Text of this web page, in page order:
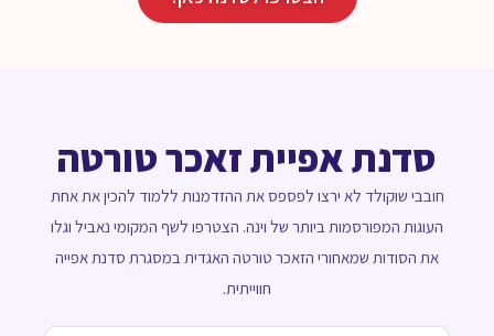
סדנת אפיית זאכר טורטה
חובבי שוקולד לא ירצו לפספס את ההזדמנות ללמוד להכין את אחת
העוגות המפורסמות ביותר של וינה. הצטרפו לשף המקומי נאביל וגלו
את הסודות שמאחורי הזאכר טורטה האגדית במסגרת סדנת אפייה
חווייתית.